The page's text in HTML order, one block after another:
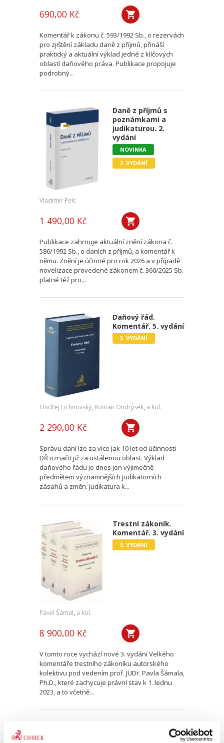
690,00 Kč
Komentář k zákonu č. 593/1992 Sb., o rezervách
pro zjištění základu daně z příjmů, přináší
praktický a aktuální výklad jedné z klíčových
oblastí daňového práva. Publikace propojuje
podrobný...
Daně z příjmů s
poznámkami a
judikaturou. 2.
vydání
NOVINKA
2. VYDÁNÍ
Vladimír Pelc
1 490,00 Kč
Publikace zahrnuje aktuální znění zákona č.
586/1992 Sb., o daních z příjmů, a komentář k
němu. Znění je účinné pro rok 2026 a v případě
novelizace provedené zákonem č. 360/2025 Sb.
platné též pro...
Daňový řád.
Komentář. 5. vydání
5. VYDÁNÍ
Ondřej Lichnovský, Roman Ondrýsek, a kol.
2 290,00 Kč
Správu daní lze za více jak 10 let od účinnosti
DŘ označit již za ustálenou oblast. Výklad
daňového řádu je dnes jen výjimečně
předmětem významnějších judikatorních
zásahů a změn. Judikatura k...
Trestní zákoník.
Komentář. 3. vydání
3. VYDÁNÍ
Pavel Šámal, a kol.
8 900,00 Kč
V tomto roce vychází nové 3. vydání Velkého
komentáře trestního zákoníku autorského
kolektivu pod vedením prof. JUDr. Pavla Šámala,
Ph.D., které zachycuje právní stav k 1. lednu
2023, a to včetně...
Insolvenční zákon.
Komentář. 4. vydání